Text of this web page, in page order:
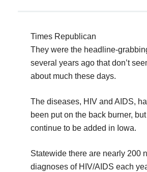
Times Republican
They were the headline-
several years ago that don’t
about much these days.
The diseases, HIV and AIDS,
been put on the back burner,
continue to be added in Iowa.
Statewide there are nearly 200
diagnoses of HIV/AIDS each